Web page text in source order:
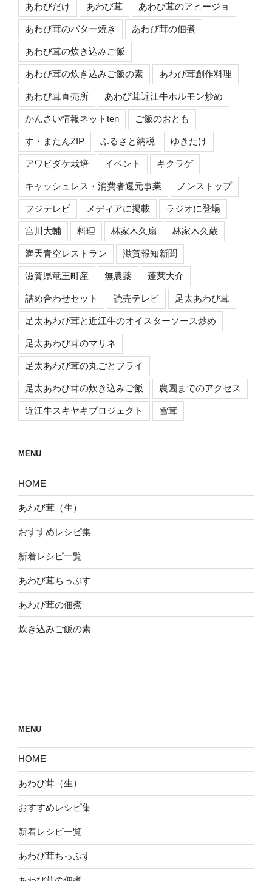
あわびだけ あわび茸 あわび茸のアヒージョ
あわび茸のバター焼き あわび茸の佃煮
あわび茸の炊き込みご飯
あわび茸の炊き込みご飯の素 あわび茸創作料理
あわび茸直売所 あわび茸近江牛ホルモン炒め
かんさい情報ネットten ご飯のおとも
す・またんZIP ふるさと納税 ゆきたけ
アワビダケ栽培 イベント キクラゲ
キャッシュレス・消費者還元事業 ノンストップ
フジテレビ メディアに掲載 ラジオに登場
宮川大輔 料理 林家木久扇 林家木久蔵
満天青空レストラン 滋賀報知新聞
滋賀県竜王町産 無農薬 蓬莱大介
詰め合わせセット 読売テレビ 足太あわび茸
足太あわび茸と近江牛のオイスターソース炒め
足太あわび茸のマリネ
足太あわび茸の丸ごとフライ
足太あわび茸の炊き込みご飯 農園までのアクセス
近江牛スキヤキプロジェクト 雪茸
MENU
HOME
あわび茸（生）
おすすめレシピ集
新着レシピ一覧
あわび茸ちっぷす
あわび茸の佃煮
炊き込みご飯の素
MENU
HOME
あわび茸（生）
おすすめレシピ集
新着レシピ一覧
あわび茸ちっぷす